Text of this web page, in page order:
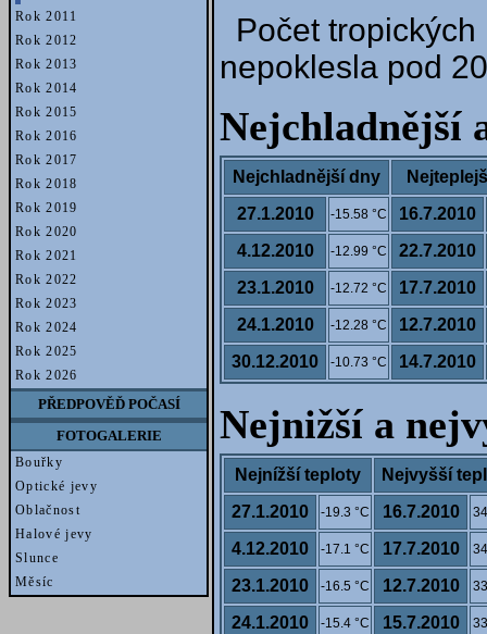
Rok 2011
Rok 2012
Rok 2013
Rok 2014
Rok 2015
Rok 2016
Rok 2017
Rok 2018
Rok 2019
Rok 2020
Rok 2021
Rok 2022
Rok 2023
Rok 2024
Rok 2025
Rok 2026
PŘEDPOVĚĎ POČASÍ
FOTOGALERIE
Bouřky
Optické jevy
Oblačnost
Halové jevy
Slunce
Měsíc
Počet
nepoklesla pod
Nejchladnější
Nejchladnější dny
27.1.2010
-15.58 °C
16.7.2010
4.12.2010
-12.99 °C
22.7.2010
23.1.2010
-12.72 °C
17.7.2010
24.1.2010
-12.28 °C
12.7.2010
30.12.2010
-10.73 °C 14.7.2010
Nejnižší a
Nejnížší teploty
Nejvyšší
27.1.2010
-19.3 °C 16.7.2010
4.12.2010 -17.1 °C 17.7.2010
23.1.2010 -16.5 °C 12.7.2010
24.1.2010 -15.4 °C 15.7.2010